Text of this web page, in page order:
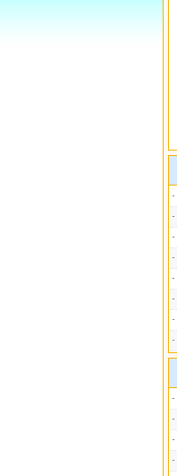
·
·
·
·
·
·
·
·
·
·
·
·